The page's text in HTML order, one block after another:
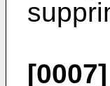
[0007]